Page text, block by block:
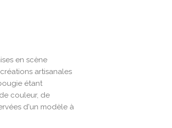
en scène
artisanales
étant
couleur, de
d'un modèle à